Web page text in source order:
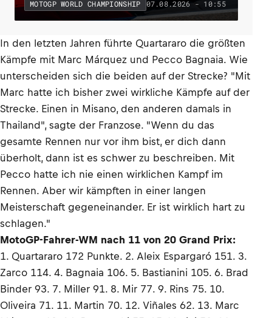
MOTOGP WORLD CHAMPIONSHIP 07.08.2026 - 10:55
In den letzten Jahren führte Quartararo die größten
Kämpfe mit Marc Márquez und Pecco Bagnaia. Wie
unterscheiden sich die beiden auf der Strecke? "Mit
Marc hatte ich bisher zwei wirkliche Kämpfe auf der
Strecke. Einen in Misano, den anderen damals in
Thailand", sagte der Franzose. "Wenn du das
gesamte Rennen nur vor ihm bist, er dich dann
überholt, dann ist es schwer zu beschreiben. Mit
Pecco hatte ich nie einen wirklichen Kampf im
Rennen. Aber wir kämpften in einer langen
Meisterschaft gegeneinander. Er ist wirklich hart zu
schlagen."
MotoGP-Fahrer-WM nach 11 von 20 Grand Prix:
1. Quartararo 172 Punkte. 2. Aleix Espargaró 151. 3.
Zarco 114. 4. Bagnaia 106. 5. Bastianini 105. 6. Brad
Binder 93. 7. Miller 91. 8. Mir 77. 9. Rins 75. 10.
Oliveira 71. 11. Martin 70. 12. Viñales 62. 13. Marc